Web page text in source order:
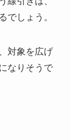
でしょう。
対象を広げ
なりそうで